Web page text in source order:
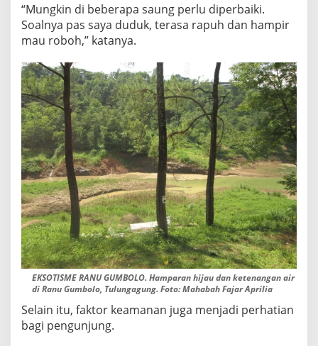
“Mungkin di beberapa saung perlu diperbaiki.
Soalnya pas saya duduk, terasa rapuh dan hampir
mau roboh,” katanya.
EKSOTISME RANU GUMBOLO. Hamparan hijau dan ketenangan air
di Ranu Gumbolo, Tulungagung. Foto: Mahabah Fajar Aprilia
Selain itu, faktor keamanan juga menjadi perhatian
bagi pengunjung.